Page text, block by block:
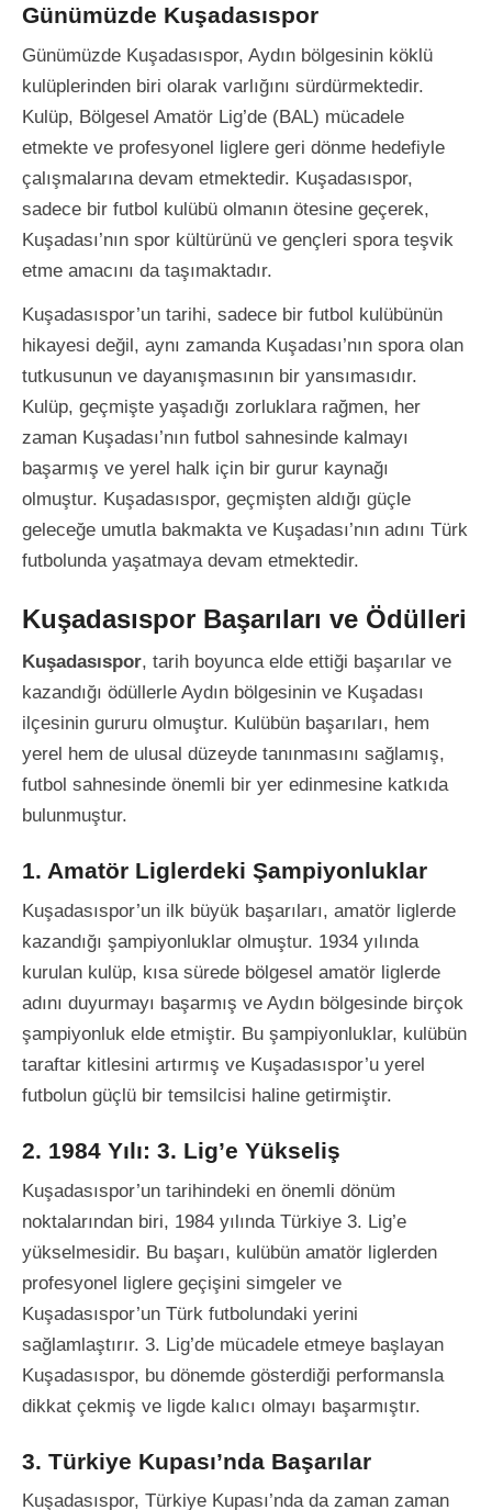
Günümüzde Kuşadasıspor
Günümüzde Kuşadasıspor, Aydın bölgesinin köklü
kulüplerinden biri olarak varlığını sürdürmektedir.
Kulüp, Bölgesel Amatör Lig’de (BAL) mücadele
etmekte ve profesyonel liglere geri dönme hedefiyle
çalışmalarına devam etmektedir. Kuşadasıspor,
sadece bir futbol kulübü olmanın ötesine geçerek,
Kuşadası’nın spor kültürünü ve gençleri spora teşvik
etme amacını da taşımaktadır.
Kuşadasıspor’un tarihi, sadece bir futbol kulübünün
hikayesi değil, aynı zamanda Kuşadası’nın spora olan
tutkusunun ve dayanışmasının bir yansımasıdır.
Kulüp, geçmişte yaşadığı zorluklara rağmen, her
zaman Kuşadası’nın futbol sahnesinde kalmayı
başarmış ve yerel halk için bir gurur kaynağı
olmuştur. Kuşadasıspor, geçmişten aldığı güçle
geleceğe umutla bakmakta ve Kuşadası’nın adını Türk
futbolunda yaşatmaya devam etmektedir.
Kuşadasıspor Başarıları ve Ödülleri
Kuşadasıspor, tarih boyunca elde ettiği başarılar ve
kazandığı ödüllerle Aydın bölgesinin ve Kuşadası
ilçesinin gururu olmuştur. Kulübün başarıları, hem
yerel hem de ulusal düzeyde tanınmasını sağlamış,
futbol sahnesinde önemli bir yer edinmesine katkıda
bulunmuştur.
1. Amatör Liglerdeki Şampiyonluklar
Kuşadasıspor’un ilk büyük başarıları, amatör liglerde
kazandığı şampiyonluklar olmuştur. 1934 yılında
kurulan kulüp, kısa sürede bölgesel amatör liglerde
adını duyurmayı başarmış ve Aydın bölgesinde birçok
şampiyonluk elde etmiştir. Bu şampiyonluklar, kulübün
taraftar kitlesini artırmış ve Kuşadasıspor’u yerel
futbolun güçlü bir temsilcisi haline getirmiştir.
2. 1984 Yılı: 3. Lig’e Yükseliş
Kuşadasıspor’un tarihindeki en önemli dönüm
noktalarından biri, 1984 yılında Türkiye 3. Lig’e
yükselmesidir. Bu başarı, kulübün amatör liglerden
profesyonel liglere geçişini simgeler ve
Kuşadasıspor’un Türk futbolundaki yerini
sağlamlaştırır. 3. Lig’de mücadele etmeye başlayan
Kuşadasıspor, bu dönemde gösterdiği performansla
dikkat çekmiş ve ligde kalıcı olmayı başarmıştır.
3. Türkiye Kupası’nda Başarılar
Kuşadasıspor, Türkiye Kupası’nda da zaman zaman